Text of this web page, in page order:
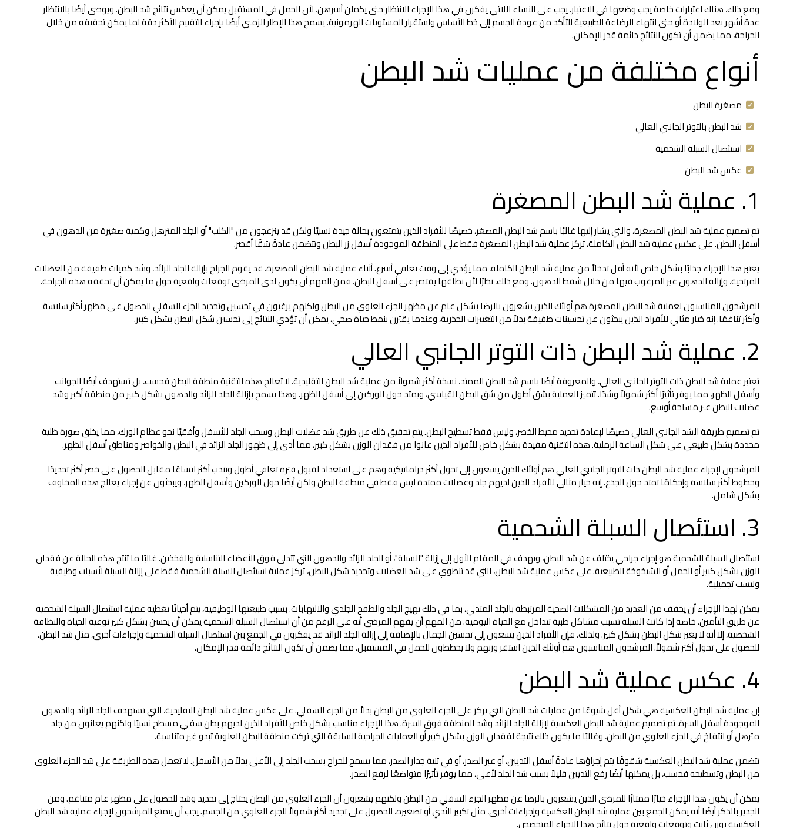
ومع ذلك، هناك اعتبارات خاصة يجب وضعها في الاعتبار. يجب على النساء اللاتي يفكرن في هذا الإجراء الانتظار حتى يكملن أسرهن، لأن الحمل في المستقبل يمكن أن يعكس نتائج شد البطن. ويوصى أيضًا بالانتظار
عدة أشهر بعد الولادة أو حتى انتهاء الرضاعة الطبيعية للتأكد من عودة الجسم إلى خط الأساس واستقرار المستويات الهرمونية. يسمح هذا الإطار الزمني أيضًا بإجراء التقييم الأكثر دقة لما يمكن تحقيقه من خلال
الجراحة، مما يضمن أن تكون النتائج دائمة قدر الإمكان.
أنواع مختلفة من عمليات شد البطن
مصغرة البطن
شد البطن بالتوتر الجانبي العالي
استئصال السبلة الشحمية
عكس شد البطن
1. عملية شد البطن المصغرة
تم تصميم عملية شد البطن المصغرة، والتي يشار إليها غالبًا باسم شد البطن المصغر، خصيصًا للأفراد الذين يتمتعون بحالة جيدة نسبيًا ولكن قد ينزعجون من "الكلب" أو الجلد المترهل وكمية صغيرة من الدهون في
أسفل البطن. على عكس عملية شد البطن الكاملة، تركز عملية شد البطن المصغرة فقط على المنطقة الموجودة أسفل زر البطن وتتضمن عادةً شقًا أقصر.
يعتبر هذا الإجراء جذابًا بشكل خاص لأنه أقل تدخلاً من عملية شد البطن الكاملة، مما يؤدي إلى وقت تعافي أسرع. أثناء عملية شد البطن المصغرة، قد يقوم الجراح بإزالة الجلد الزائد، وشد كميات طفيفة من العضلات
المرتخية، وإزالة الدهون غير المرغوب فيها من خلال شفط الدهون. ومع ذلك، نظرًا لأن نطاقها يقتصر على أسفل البطن، فمن المهم أن يكون لدى المرضى توقعات واقعية حول ما يمكن أن تحققه هذه الجراحة.
المرشحون المناسبون لعملية شد البطن المصغرة هم أولئك الذين يشعرون بالرضا بشكل عام عن مظهر الجزء العلوي من البطن ولكنهم يرغبون في تحسين وتحديد الجزء السفلي للحصول على مظهر أكثر سلاسة
وأكثر تناغمًا. إنه خيار مثالي للأفراد الذين يبحثون عن تحسينات طفيفة بدلاً من التغييرات الجذرية، وعندما يقترن بنمط حياة صحي، يمكن أن تؤدي النتائج إلى تحسين شكل البطن بشكل كبير.
2. عملية شد البطن ذات التوتر الجانبي العالي
تعتبر عملية شد البطن ذات التوتر الجانبي العالي، والمعروفة أيضًا باسم شد البطن الممتد، نسخة أكثر شمولاً من عملية شد البطن التقليدية. لا تعالج هذه التقنية منطقة البطن فحسب، بل تستهدف أيضًا الجوانب
وأسفل الظهر، مما يوفر تأثيرًا أكثر شمولاً وشدًا. تتميز العملية بشق أطول من شق البطن القياسي، ويمتد حول الوركين إلى أسفل الظهر. وهذا يسمح بإزالة الجلد الزائد والدهون بشكل كبير من منطقة أكبر وشد
عضلات البطن عبر مساحة أوسع.
تم تصميم طريقة الشد الجانبي العالي خصيصًا لإعادة تحديد محيط الخصر، وليس فقط تسطيح البطن. يتم تحقيق ذلك عن طريق شد عضلات البطن وسحب الجلد للأسفل وأفقيًا نحو عظام الورك، مما يخلق صورة ظلية
محددة بشكل طبيعي على شكل الساعة الرملية. هذه التقنية مفيدة بشكل خاص للأفراد الذين عانوا من فقدان الوزن بشكل كبير، مما أدى إلى ظهور الجلد الزائد في البطن والخواصر ومناطق أسفل الظهر.
المرشحون لإجراء عملية شد البطن ذات التوتر الجانبي العالي هم أولئك الذين يسعون إلى تحول أكثر دراماتيكية وهم على استعداد لقبول فترة تعافي أطول وتندب أكثر اتساعًا مقابل الحصول على خصر أكثر تحديدًا
وخطوط أكثر سلاسة وإحكامًا تمتد حول الجذع. إنه خيار مثالي للأفراد الذين لديهم جلد وعضلات ممتدة ليس فقط في منطقة البطن ولكن أيضًا حول الوركين وأسفل الظهر، ويبحثون عن إجراء يعالج هذه المخاوف
بشكل شامل.
3. استئصال السبلة الشحمية
استئصال السبلة الشحمية هو إجراء جراحي يختلف عن شد البطن، ويهدف في المقام الأول إلى إزالة "السبلة"، أو الجلد الزائد والدهون التي تتدلى فوق الأعضاء التناسلية والفخذين. غالبًا ما تنتج هذه الحالة عن فقدان
الوزن بشكل كبير أو الحمل أو الشيخوخة الطبيعية. على عكس عملية شد البطن، التي قد تنطوي على شد العضلات وتحديد شكل البطن، تركز عملية استئصال السبلة الشحمية فقط على إزالة السبلة لأسباب وظيفية
وليست تجميلية.
يمكن لهذا الإجراء أن يخفف من العديد من المشكلات الصحية المرتبطة بالجلد المتدلي، بما في ذلك تهيج الجلد والطفح الجلدي والالتهابات. بسبب طبيعتها الوظيفية، يتم أحيانًا تغطية عملية استئصال السبلة الشحمية
عن طريق التأمين، خاصة إذا كانت السبلة تسبب مشاكل طبية تتداخل مع الحياة اليومية. من المهم أن يفهم المرضى أنه على الرغم من أن استئصال السبلة الشحمية يمكن أن يحسن بشكل كبير نوعية الحياة والنظافة
الشخصية، إلا أنه لا يغير شكل البطن بشكل كبير. ولذلك، فإن الأفراد الذين يسعون إلى تحسين الجمال بالإضافة إلى إزالة الجلد الزائد قد يفكرون في الجمع بين استئصال السبلة الشحمية وإجراءات أخرى، مثل شد البطن،
للحصول على تحول أكثر شمولاً. المرشحون المناسبون هم أولئك الذين استقر وزنهم ولا يخططون للحمل في المستقبل، مما يضمن أن تكون النتائج دائمة قدر الإمكان.
4. عكس عملية شد البطن
إن عملية شد البطن العكسية هي شكل أقل شيوعًا من عمليات شد البطن التي تركز على الجزء العلوي من البطن بدلاً من الجزء السفلي. على عكس عملية شد البطن التقليدية، التي تستهدف الجلد الزائد والدهون
الموجودة أسفل السرة، تم تصميم عملية شد البطن العكسية لإزالة الجلد الزائد وشد المنطقة فوق السرة. هذا الإجراء مناسب بشكل خاص للأفراد الذين لديهم بطن سفلي مسطح نسبيًا ولكنهم يعانون من جلد
مترهل أو انتفاخ في الجزء العلوي من البطن، وغالبًا ما يكون ذلك نتيجة لفقدان الوزن بشكل كبير أو العمليات الجراحية السابقة التي تركت منطقة البطن العلوية تبدو غير متناسبة.
تتضمن عملية شد البطن العكسية شقوقًا يتم إجراؤها عادةً أسفل الثديين، أو عبر الصدر، أو في ثنية جدار الصدر، مما يسمح للجراح بسحب الجلد إلى الأعلى بدلاً من الأسفل. لا تعمل هذه الطريقة على شد الجزء العلوي
من البطن وتسطيحه فحسب، بل يمكنها أيضًا رفع الثديين قليلاً بسبب شد الجلد لأعلى، مما يوفر تأثيرًا متواضعًا لرفع الصدر.
يمكن أن يكون هذا الإجراء خيارًا ممتازًا للمرضى الذين يشعرون بالرضا عن مظهر الجزء السفلي من البطن ولكنهم يشعرون أن الجزء العلوي من البطن يحتاج إلى تحديد وشد للحصول على مظهر عام متناغم. ومن
الجدير بالذكر أيضًا أنه يمكن الجمع بين عملية شد البطن العكسية وإجراءات أخرى، مثل تكبير الثدي أو تصغيره، للحصول على تجديد أكثر شمولاً للجزء العلوي من الجسم. يجب أن يتمتع المرشحون لإجراء عملية شد البطن
العكسية بوزن ثابت وتوقعات واقعية حول نتائج هذا الإجراء المتخصص.